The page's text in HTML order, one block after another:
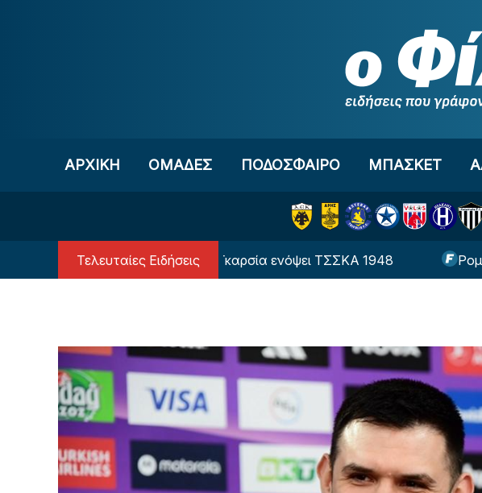
ΑΡΧΙΚΗ OΜΑΔΕΣ ΠΟΔΟΣΦΑΙΡΟ ΜΠΑΣΚΕΤ
Τελευταίες Ειδήσεις
Σε φουλ ρυθμούς ο Λιβάι Γκαρσία ενόψει ΤΣΣΚΑ 1948 Ρομαντική